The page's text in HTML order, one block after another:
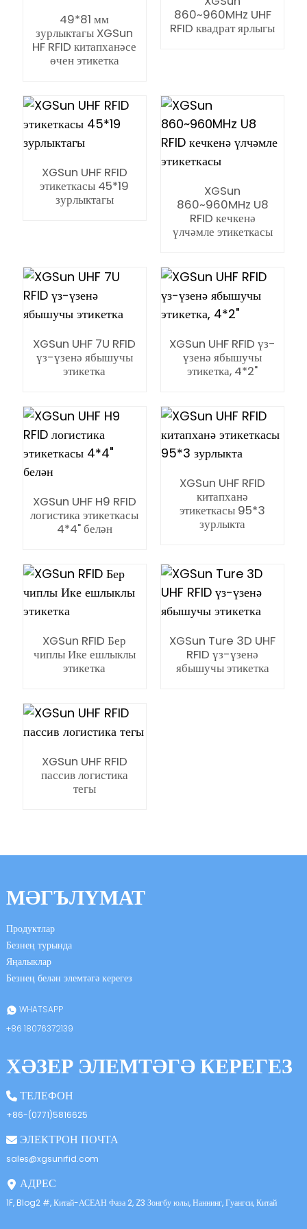
49*81 мм
зурлыктагы XGSun
HF RFID китапханәсе
өчен этикетка
860~960MHz UHF
RFID квадрат ярлыгы
XGSun UHF RFID
этикеткасы 45*19
зурлыктагы
XGSun
860~960MHz U8
RFID кечкенә
үлчәмле этикеткасы
XGSun UHF 7U RFID
үз-үзенә ябышучы
этикетка
XGSun UHF RFID үз-
үзенә ябышучы
этикетка, 4*2"
XGSun UHF H9 RFID
логистика этикеткасы
4*4" белән
XGSun UHF RFID
китапханә
этикеткасы 95*3
зурлыкта
XGSun RFID Бер
чиплы Ике ешлыклы
этикетка
XGSun Ture 3D UHF
RFID үз-үзенә
ябышучы этикетка
XGSun UHF RFID
пассив логистика
тегы
МӘГЪЛҮМАТ
Продуктлар
Безнең турында
Яңалыклар
Безнең белән элемтәгә керегез
WHATSAPP
+86 18076372139
ХӘЗЕР ЭЛЕМТӘГӘ КЕРЕГЕЗ
ТЕЛЕФОН
+86-(0771)5816625
ЭЛЕКТРОН ПОЧТА
sales@xgsunrfid.com
АДРЕС
1F, Blog2 #, Китай-АСЕАН Фаза 2, Z3 Зонгбу юлы, Наннинг, Гуангси, Китай